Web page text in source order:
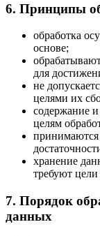
6. Принципы
обработка
основе;
для
не
целями их
содержание
целям
хранение
требуют цели
7. Порядок
данных